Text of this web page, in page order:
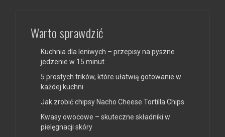
Warto sprawdzić
Kuchnia dla leniwych – przepisy na pyszne
jedzenie w 15 minut
5 prostych trików, które ułatwią gotowanie w
każdej kuchni
Jak zrobić chipsy Nacho Cheese Tortilla Chips
Kwasy owocowe – skuteczne składniki w
pielęgnacji skóry